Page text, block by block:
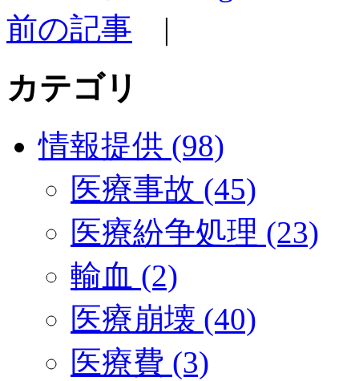
前の記事 |
カテゴリ
情報提供 (98)
医療事故 (45)
医療紛争処理 (23)
輸血 (2)
医療崩壊 (40)
医療費 (3)